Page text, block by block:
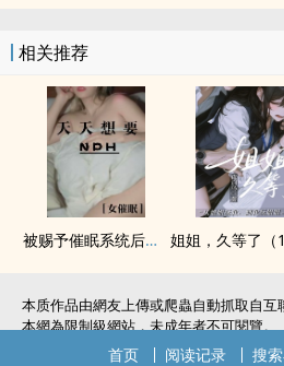
相关推荐
被赐予催眠系统后天天想NPH
本质作品由網友上傳或爬蟲自動抓取自互
本網為限制級網站，未成年者不可閱覽。
如無意中侵犯了您的權利，敬請聯系我們
首页 阅读记录 搜